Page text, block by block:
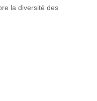
la diversité des